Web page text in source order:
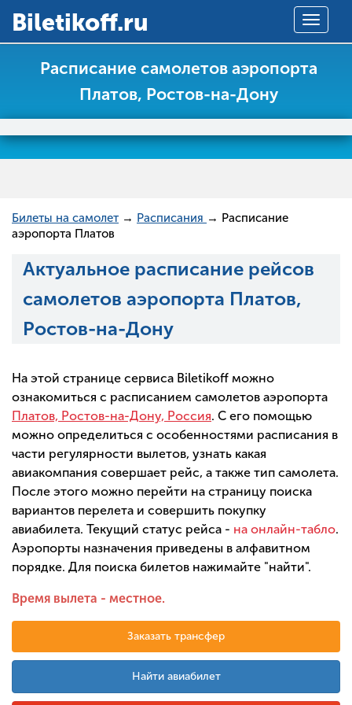
Toggle
Вiletikoff.ru
Расписание самолетов аэропорта
Платов, Ростов-на-Дону
Билеты на самолет → Расписания → Расписание
аэропорта Платов
Актуальное расписание рейсов
самолетов аэропорта Платов,
Ростов-на-Дону
На этой странице сервиса Biletikoff можно
ознакомиться с расписанием самолетов аэропорта
Платов, Ростов-на-Дону, Россия. С его помощью
можно определиться с особенностями расписания в
части регулярности вылетов, узнать какая
авиакомпания совершает рейс, а также тип самолета.
После этого можно перейти на страницу поиска
вариантов перелета и совершить покупку
авиабилета. Текущий статус рейса - на онлайн-табло.
Аэропорты назначения приведены в алфавитном
порядке. Для поиска билетов нажимайте "найти".
Время вылета - местное.
Заказать трансфер
Найти авиабилет